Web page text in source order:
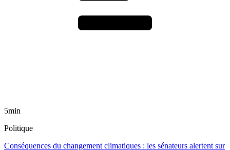
5min
Politique
Conséquences du changement climatiques : les sénateurs alertent sur